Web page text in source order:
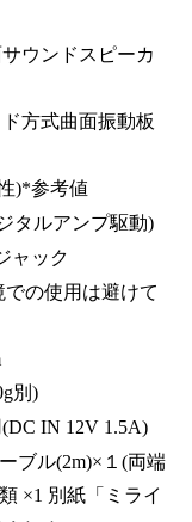
ウンドスピーカ
方式曲面振動板
)*参考値
タルアンプ駆動)
ャック
の使用は避けて
別)
IN 12V 1.5A)
ブル(2m)×１(両端
×1 別紙「ミライ